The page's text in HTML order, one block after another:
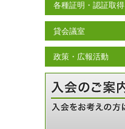
各種証明・認証取得
貸会議室
政策・広報活動